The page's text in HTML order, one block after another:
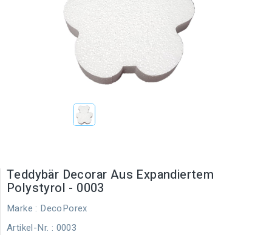
Teddybär Decorar Aus Expandiertem
Polystyrol - 0003
Marke : DecoPorex
Artikel-Nr. : 0003